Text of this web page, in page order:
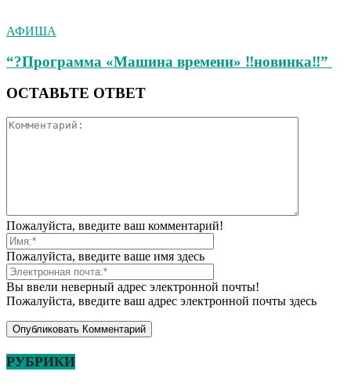
АФИША
“?Программа «Машина времени» ‼новинка‼”
ОСТАВЬТЕ ОТВЕТ
Пожалуйста, введите ваш комментарий!
Пожалуйста, введите ваше имя здесь
Вы ввели неверный адрес электронной почты!
Пожалуйста, введите ваш адрес электронной почты здесь
РУБРИКИ